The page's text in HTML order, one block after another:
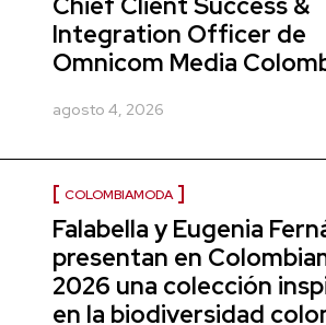
Integration Officer de
Omnicom Media
agosto 4, 2026
COLOMBIAMODA
Falabella y Eugenia
presentan en
2026 una colección
en la biodiversidad